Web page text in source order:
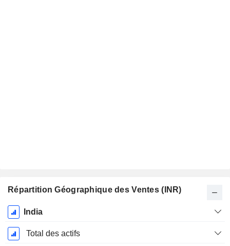
Répartition Géographique des Ventes (INR)
Période
Fiscale:
Mars
India
Total des actifs